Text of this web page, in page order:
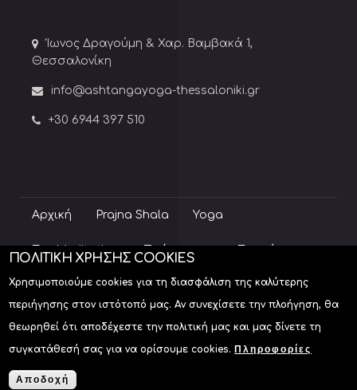
Ίωνος Δραγούμη & Χαρ. Βαμβακά 1,
Θεσσαλονίκη
info@ashtangayoga-thessaloniki.gr
+30 6944 397 510
Αρχική Prajna Shala Yoga
Zen Meditation Πρόγραμμα
Blog Επικοινωνία
ΠΟΛΙΤΙΚΗ ΧΡΗΣΗΣ COOKIES
Χρησιμοποιούμε cookies για τη διασφάλιση της καλύτερης
περιήγησης στον ιστότοπό μας. Αν συνεχίσετε την πλοήγηση, θα
θεωρηθεί ότι αποδέχεστε την πολιτική μας και μας δίνετε τη
συγκατάθεσή σας για να ορίσουμε cookies. Πληροφορίες
Αποδοχή